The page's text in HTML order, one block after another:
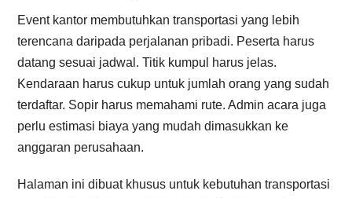
Event kantor membutuhkan transportasi yang lebih
terencana daripada perjalanan pribadi. Peserta harus
datang sesuai jadwal. Titik kumpul harus jelas.
Kendaraan harus cukup untuk jumlah orang yang sudah
terdaftar. Sopir harus memahami rute. Admin acara juga
perlu estimasi biaya yang mudah dimasukkan ke
anggaran perusahaan.
Halaman ini dibuat khusus untuk kebutuhan transportasi